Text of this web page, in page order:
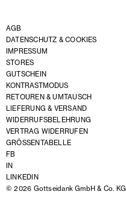
AGB
DATENSCHUTZ & COOKIES
IMPRESSUM
STORES
GUTSCHEIN
KONTRASTMODUS
RETOUREN & UMTAUSCH
LIEFERUNG & VERSAND
WIDERRUFSBELEHRUNG
VERTRAG WIDERRUFEN
GRÖSSENTABELLE
FB
IN
LINKEDIN
© 2026 Gottseidank GmbH & Co. KG